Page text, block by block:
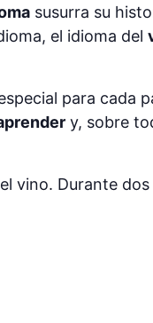
susurra su
el idioma del
para cada
y, sobre
vino. Durante dos